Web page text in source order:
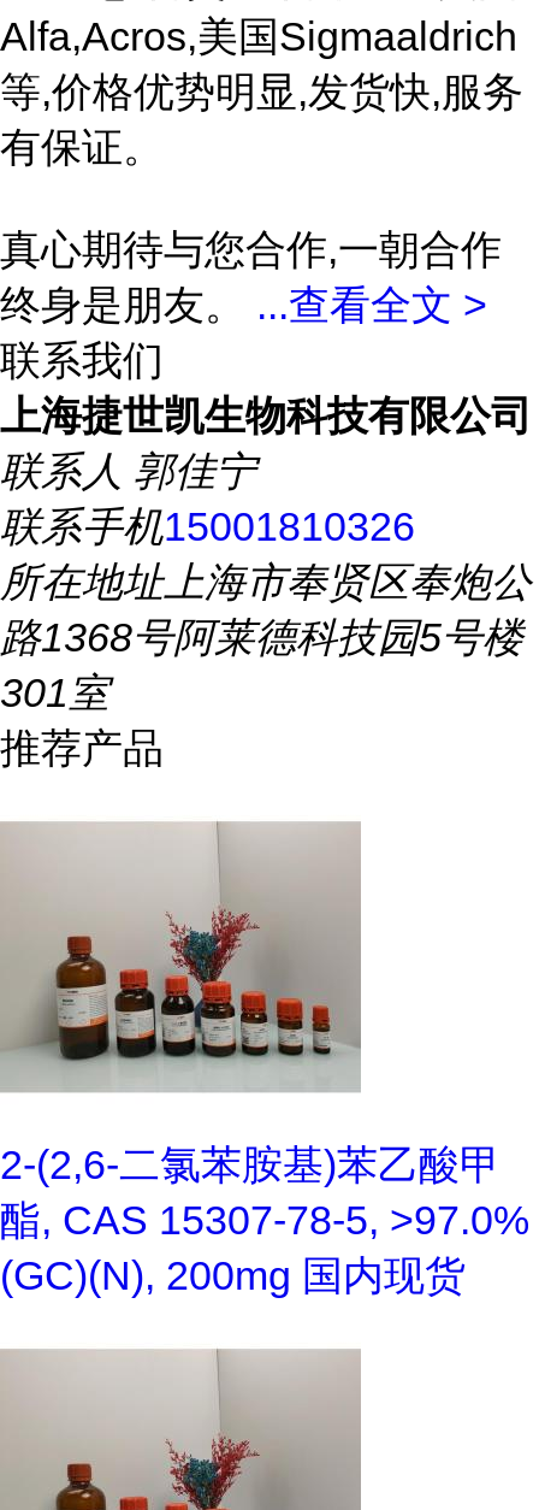
Alfa,Acros,美国Sigmaaldrich
等,价格优势明显,发货快,服务
有保证。
真心期待与您合作,一朝合作
终身是朋友。 ...查看全文 >
联系我们
上海捷世凯生物科技有限公司
联系人 郭佳宁
联系手机15001810326
所在地址上海市奉贤区奉炮公
路1368号阿莱德科技园5号楼
301室
推荐产品
2-(2,6-二氯苯胺基)苯乙酸甲
酯, CAS 15307-78-5, >97.0%
(GC)(N), 200mg 国内现货